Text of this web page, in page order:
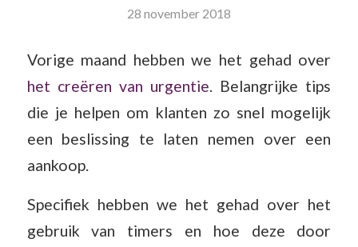
28 november 2018
Vorige maand hebben we het gehad over
het creëren van urgentie. Belangrijke tips
die je helpen om klanten zo snel mogelijk
een beslissing te laten nemen over een
aankoop.
Specifiek hebben we het gehad over het
gebruik van timers en hoe deze door